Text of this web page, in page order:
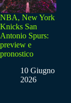
NBA, New York
Knicks San
Antonio Spurs:
preview e
pronostico
10 Giugno
2026